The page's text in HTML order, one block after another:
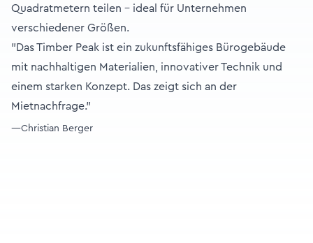
Quadratmetern teilen – ideal für Unternehmen
verschiedener Größen.
"Das Timber Peak ist ein zukunftsfähiges Bürogebäude
mit nachhaltigen Materialien, innovativer Technik und
einem starken Konzept. Das zeigt sich an der
Mietnachfrage."
—Christian Berger